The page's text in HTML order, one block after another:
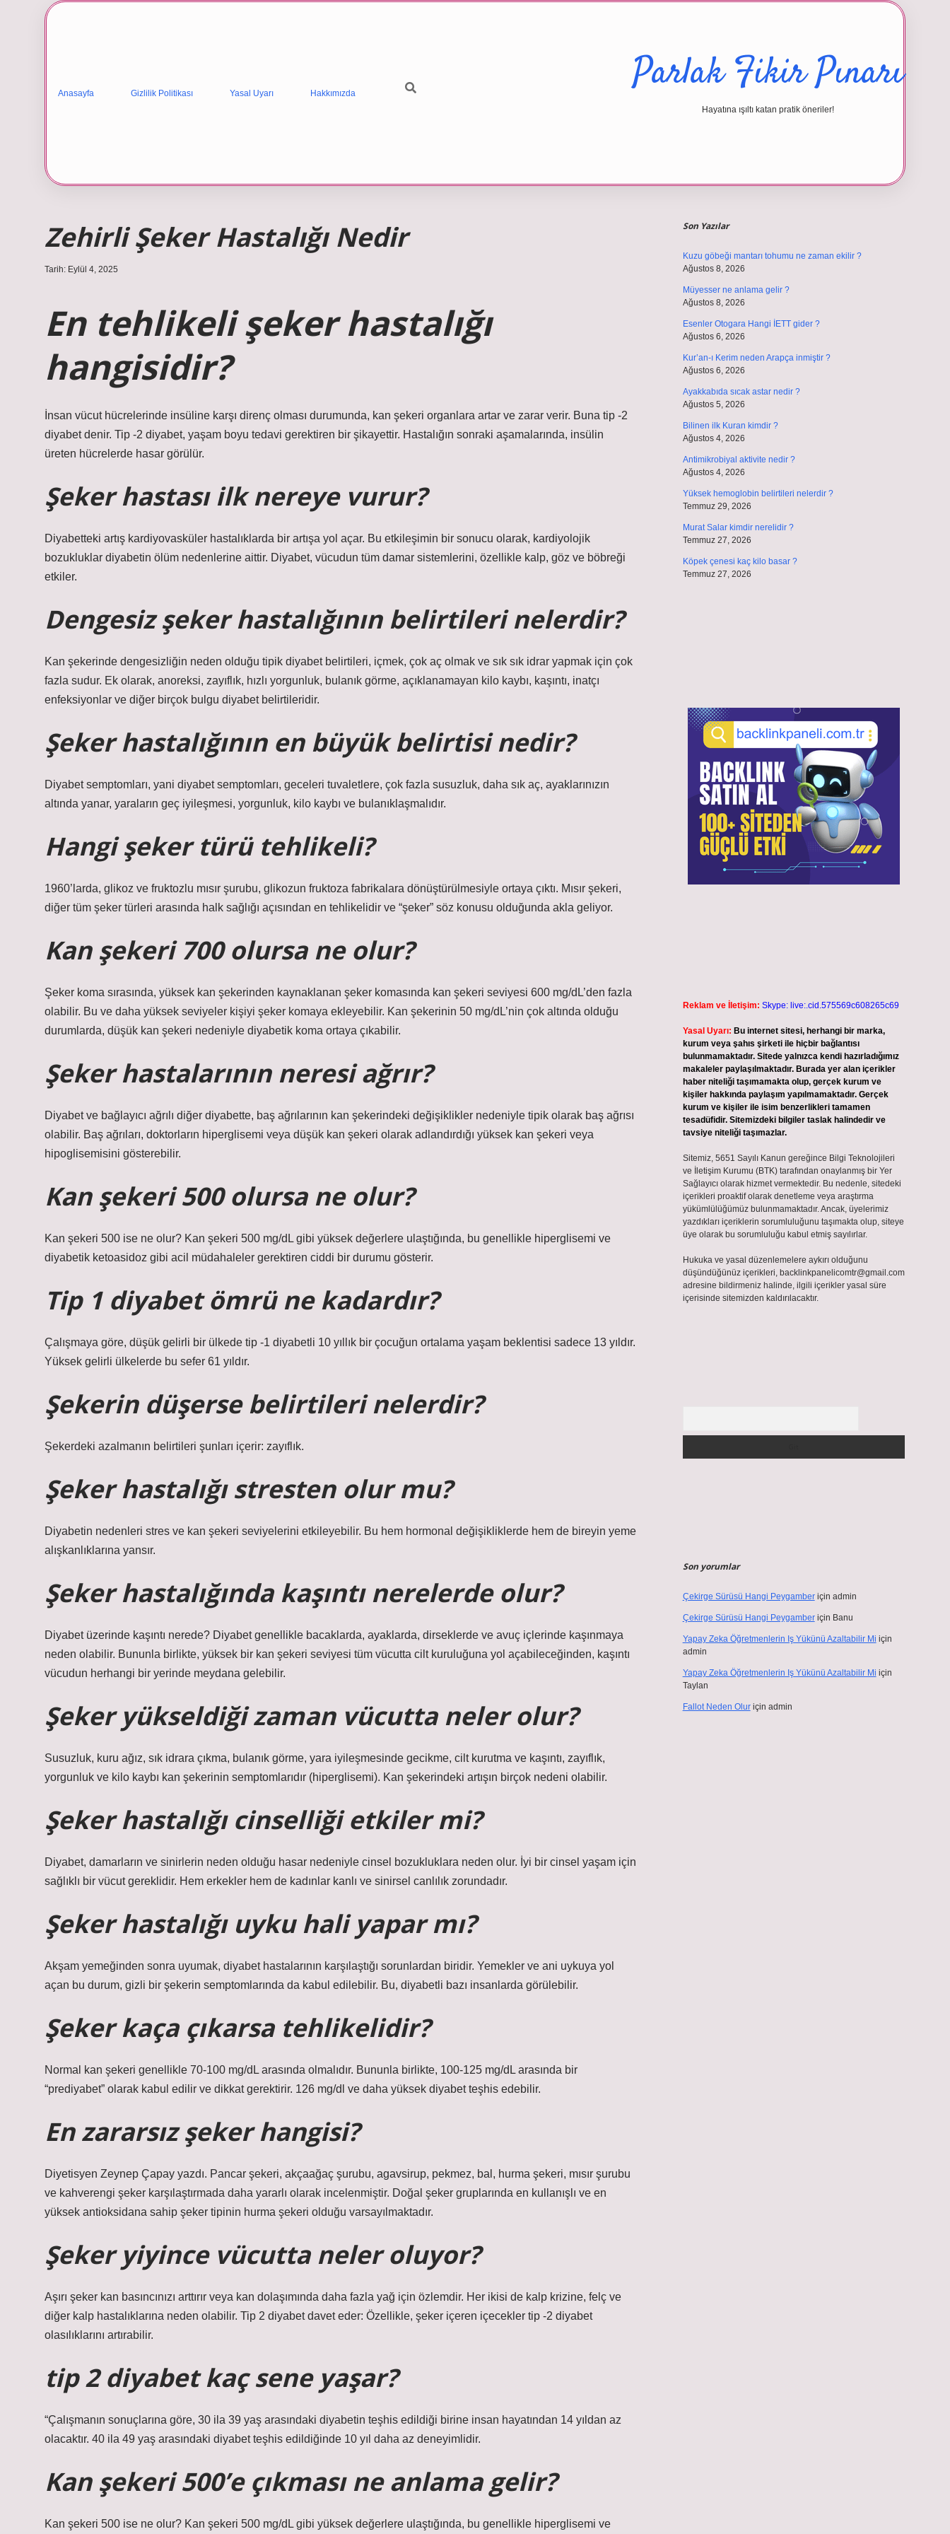
Anasayfa Gizlilik Politikası Yasal Uyarı Hakkımızda Parlak Fikir Pınarı
Hayatına ışıltı katan pratik öneriler!
Zehirli Şeker Hastalığı Nedir
Tarih: Eylül 4, 2025
En tehlikeli şeker hastalığı
hangisidir?
İnsan vücut hücrelerinde insüline karşı direnç olması durumunda, kan şekeri organlara artar ve zarar verir. Buna tip -2
diyabet denir. Tip -2 diyabet, yaşam boyu tedavi gerektiren bir şikayettir. Hastalığın sonraki aşamalarında, insülin
üreten hücrelerde hasar görülür.
Şeker hastası ilk nereye vurur?
Diyabetteki artış kardiyovasküler hastalıklarda bir artışa yol açar. Bu etkileşimin bir sonucu olarak, kardiyolojik
bozukluklar diyabetin ölüm nedenlerine aittir. Diyabet, vücudun tüm damar sistemlerini, özellikle kalp, göz ve böbreği
etkiler.
Dengesiz şeker hastalığının belirtileri nelerdir?
Kan şekerinde dengesizliğin neden olduğu tipik diyabet belirtileri, içmek, çok aç olmak ve sık sık idrar yapmak için çok
fazla sudur. Ek olarak, anoreksi, zayıflık, hızlı yorgunluk, bulanık görme, açıklanamayan kilo kaybı, kaşıntı, inatçı
enfeksiyonlar ve diğer birçok bulgu diyabet belirtileridir.
Şeker hastalığının en büyük belirtisi nedir?
Diyabet semptomları, yani diyabet semptomları, geceleri tuvaletlere, çok fazla susuzluk, daha sık aç, ayaklarınızın
altında yanar, yaraların geç iyileşmesi, yorgunluk, kilo kaybı ve bulanıklaşmalıdır.
Hangi şeker türü tehlikeli?
1960’larda, glikoz ve fruktozlu mısır şurubu, glikozun fruktoza fabrikalara dönüştürülmesiyle ortaya çıktı. Mısır şekeri,
diğer tüm şeker türleri arasında halk sağlığı açısından en tehlikelidir ve “şeker” söz konusu olduğunda akla geliyor.
Kan şekeri 700 olursa ne olur?
Şeker koma sırasında, yüksek kan şekerinden kaynaklanan şeker komasında kan şekeri seviyesi 600 mg/dL’den fazla
olabilir. Bu ve daha yüksek seviyeler kişiyi şeker komaya ekleyebilir. Kan şekerinin 50 mg/dL’nin çok altında olduğu
durumlarda, düşük kan şekeri nedeniyle diyabetik koma ortaya çıkabilir.
Şeker hastalarının neresi ağrır?
Diyabet ve bağlayıcı ağrılı diğer diyabette, baş ağrılarının kan şekerindeki değişiklikler nedeniyle tipik olarak baş ağrısı
olabilir. Baş ağrıları, doktorların hiperglisemi veya düşük kan şekeri olarak adlandırdığı yüksek kan şekeri veya
hipoglisemisini gösterebilir.
Kan şekeri 500 olursa ne olur?
Kan şekeri 500 ise ne olur? Kan şekeri 500 mg/dL gibi yüksek değerlere ulaştığında, bu genellikle hiperglisemi ve
diyabetik ketoasidoz gibi acil müdahaleler gerektiren ciddi bir durumu gösterir.
Tip 1 diyabet ömrü ne kadardır?
Çalışmaya göre, düşük gelirli bir ülkede tip -1 diyabetli 10 yıllık bir çocuğun ortalama yaşam beklentisi sadece 13 yıldır.
Yüksek gelirli ülkelerde bu sefer 61 yıldır.
Şekerin düşerse belirtileri nelerdir?
Şekerdeki azalmanın belirtileri şunları içerir: zayıflık.
Şeker hastalığı stresten olur mu?
Diyabetin nedenleri stres ve kan şekeri seviyelerini etkileyebilir. Bu hem hormonal değişikliklerde hem de bireyin yeme
alışkanlıklarına yansır.
Şeker hastalığında kaşıntı nerelerde olur?
Diyabet üzerinde kaşıntı nerede? Diyabet genellikle bacaklarda, ayaklarda, dirseklerde ve avuç içlerinde kaşınmaya
neden olabilir. Bununla birlikte, yüksek bir kan şekeri seviyesi tüm vücutta cilt kuruluğuna yol açabileceğinden, kaşıntı
vücudun herhangi bir yerinde meydana gelebilir.
Şeker yükseldiği zaman vücutta neler olur?
Susuzluk, kuru ağız, sık idrara çıkma, bulanık görme, yara iyileşmesinde gecikme, cilt kurutma ve kaşıntı, zayıflık,
yorgunluk ve kilo kaybı kan şekerinin semptomlarıdır (hiperglisemi). Kan şekerindeki artışın birçok nedeni olabilir.
Şeker hastalığı cinselliği etkiler mi?
Diyabet, damarların ve sinirlerin neden olduğu hasar nedeniyle cinsel bozukluklara neden olur. İyi bir cinsel yaşam için
sağlıklı bir vücut gereklidir. Hem erkekler hem de kadınlar kanlı ve sinirsel canlılık zorundadır.
Şeker hastalığı uyku hali yapar mı?
Akşam yemeğinden sonra uyumak, diyabet hastalarının karşılaştığı sorunlardan biridir. Yemekler ve ani uykuya yol
açan bu durum, gizli bir şekerin semptomlarında da kabul edilebilir. Bu, diyabetli bazı insanlarda görülebilir.
Şeker kaça çıkarsa tehlikelidir?
Normal kan şekeri genellikle 70-100 mg/dL arasında olmalıdır. Bununla birlikte, 100-125 mg/dL arasında bir
“prediyabet” olarak kabul edilir ve dikkat gerektirir. 126 mg/dl ve daha yüksek diyabet teşhis edebilir.
En zararsız şeker hangisi?
Diyetisyen Zeynep Çapay yazdı. Pancar şekeri, akçaağaç şurubu, agavsirup, pekmez, bal, hurma şekeri, mısır şurubu
ve kahverengi şeker karşılaştırmada daha yararlı olarak incelenmiştir. Doğal şeker gruplarında en kullanışlı ve en
yüksek antioksidana sahip şeker tipinin hurma şekeri olduğu varsayılmaktadır.
Şeker yiyince vücutta neler oluyor?
Aşırı şeker kan basıncınızı arttırır veya kan dolaşımında daha fazla yağ için özlemdir. Her ikisi de kalp krizine, felç ve
diğer kalp hastalıklarına neden olabilir. Tip 2 diyabet davet eder: Özellikle, şeker içeren içecekler tip -2 diyabet
olasılıklarını artırabilir.
tip 2 diyabet kaç sene yaşar?
“Çalışmanın sonuçlarına göre, 30 ila 39 yaş arasındaki diyabetin teşhis edildiği birine insan hayatından 14 yıldan az
olacaktır. 40 ila 49 yaş arasındaki diyabet teşhis edildiğinde 10 yıl daha az deneyimlidir.
Kan şekeri 500’e çıkması ne anlama gelir?
Kan şekeri 500 ise ne olur? Kan şekeri 500 mg/dL gibi yüksek değerlere ulaştığında, bu genellikle hiperglisemi ve
Son Yazılar
Kuzu göbeği mantarı tohumu ne zaman ekilir ?
Ağustos 8, 2026
Müyesser ne anlama gelir ?
Ağustos 8, 2026
Esenler Otogara Hangi İETT gider ?
Ağustos 6, 2026
Kur’an-ı Kerim neden Arapça inmiştir ?
Ağustos 6, 2026
Ayakkabıda sıcak astar nedir ?
Ağustos 5, 2026
Bilinen ilk Kuran kimdir ?
Ağustos 4, 2026
Antimikrobiyal aktivite nedir ?
Ağustos 4, 2026
Yüksek hemoglobin belirtileri nelerdir ?
Temmuz 29, 2026
Murat Salar kimdir nerelidir ?
Temmuz 27, 2026
Köpek çenesi kaç kilo basar ?
Temmuz 27, 2026
Reklam ve İletişim: Skype: live:.cid.575569c608265c69
Yasal Uyarı: Bu internet sitesi, herhangi bir marka,
kurum veya şahıs şirketi ile hiçbir bağlantısı
bulunmamaktadır. Sitede yalnızca kendi hazırladığımız
makaleler paylaşılmaktadır. Burada yer alan içerikler
haber niteliği taşımamakta olup, gerçek kurum ve
kişiler hakkında paylaşım yapılmamaktadır. Gerçek
kurum ve kişiler ile isim benzerlikleri tamamen
tesadüfidir. Sitemizdeki bilgiler taslak halindedir ve
tavsiye niteliği taşımazlar.
Sitemiz, 5651 Sayılı Kanun gereğince Bilgi Teknolojileri
ve İletişim Kurumu (BTK) tarafından onaylanmış bir Yer
Sağlayıcı olarak hizmet vermektedir. Bu nedenle, sitedeki
içerikleri proaktif olarak denetleme veya araştırma
yükümlülüğümüz bulunmamaktadır. Ancak, üyelerimiz
yazdıkları içeriklerin sorumluluğunu taşımakta olup, siteye
üye olarak bu sorumluluğu kabul etmiş sayılırlar.
Hukuka ve yasal düzenlemelere aykırı olduğunu
düşündüğünüz içerikleri, backlinkpanelicomtr@gmail.com
adresine bildirmeniz halinde, ilgili içerikler yasal süre
içerisinde sitemizden kaldırılacaktır.
Son yorumlar
Çekirge Sürüsü Hangi Peygamberiçin admin
Çekirge Sürüsü Hangi Peygamberiçin Banu
Yapay Zeka Öğretmenlerin Iş Yükünü Azaltabilir Mi için
admin
Yapay Zeka Öğretmenlerin Iş Yükünü Azaltabilir Mi için
Taylan
Fallot Neden Oluriçin admin